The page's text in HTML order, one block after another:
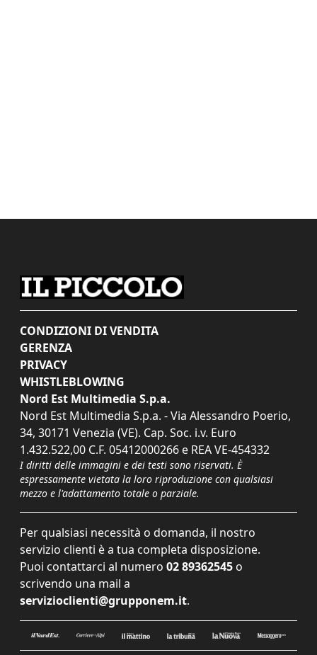
CONDIZIONI DI VENDITA
GERENZA
PRIVACY
WHISTLEBLOWING
Nord Est Multimedia S.p.a.
Nord Est Multimedia S.p.a. - Via Alessandro Poerio,
34, 30171 Venezia (VE). Cap. Soc. i.v. Euro
1.432.522,00 C.F. 05412000266 e REA VE-454332
I diritti delle immagini e dei testi sono riservati. È
espressamente vietata la loro riproduzione con qualsiasi
mezzo e l'adattamento totale o parziale.
Per qualsiasi necessità o domanda, il nostro
servizio clienti è a tua completa disposizione.
Puoi contattarci al numero 02 89362545 o
scrivendo una mail a
servizioclienti@grupponem.it.